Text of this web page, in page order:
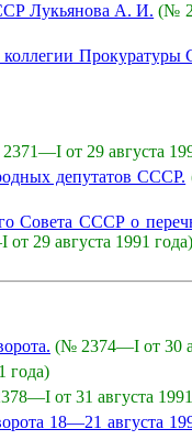
Лукьянова А. И. (№
Прокуратуры
от 29 августа
депутатов СССР.
Совета СССР о
29 августа 1991 года)
(№ 2374—I от 30
года)
от 31 августа
18—21 августа